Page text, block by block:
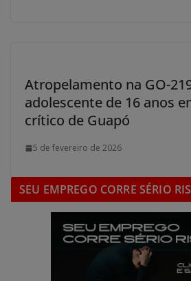
Atropelamento na GO-
adolescente de 16 anos
crítico de Guapó
5 de fevereiro de 2026
SEU EMPREGO CORRE SÉRIO